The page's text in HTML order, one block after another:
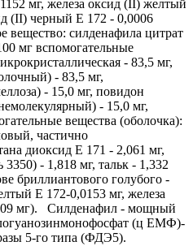
мг, железа оксид (II) желтый
(II) черный Е 172 - 0,0006
вещество: силденафила цитрат
мг вспомогательные
- 83,5 мг,
- 83,5 мг,
- 15,0 мг, повидон
- 15,0 мг,
вещества (оболочка):
частично
диоксид Е 171 - 2,061 мг,
- 1,818 мг, тальк - 1,332
бриллиантового голубого -
Е 172-0,0153 мг, железа
мг). Силденафил - мощный
(ц ЕМФ)-
5-го типа (ФДЭ5).